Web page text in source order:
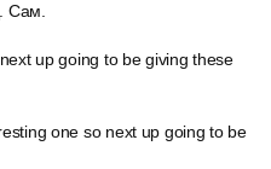
Сам.
up going to be giving these
one so next up going to be